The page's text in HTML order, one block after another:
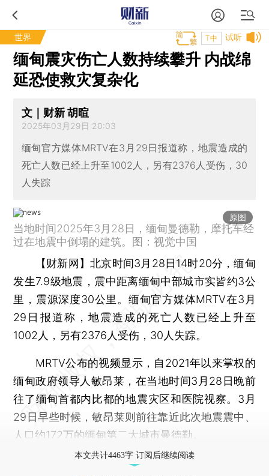
世界 试听
T中
缅甸震灾伤亡人数持续攀升 内战绵
延恐使救灾复杂化
文｜财新 胡暄
2025年03月29日 20:03
缅甸官方媒体MRTV在3月29日报道称，地震造成的
死亡人数已经上升至1002人，另有2376人受伤，30
人失踪
原图
当地时间2025年3月28日，缅甸曼德勒，摩托车经
过在地震中倒塌的建筑。图：视觉中国
【财新网】北京时间3月28日14时20分，缅甸
发生7.9级地震，震中距离缅甸中部城市实皆约3公
里，震源深度30公里。缅甸官方媒体MRTV在3月
29日报道称，地震造成的死亡人数已经上升至
1002人，另有2376人受伤，30人失踪。
MRTV公布的视频显示，自2021年以来掌权的
缅甸政府领导人敏昂莱，在当地时间3月28日晚前
往了缅甸首都内比都的地震灾区和医院视察。3月
29日早些时候，敏昂莱则前往靠近此次地震震中、
人口约172万的缅甸第二大城市曼德勒。
本文共计4463字 订阅后继续阅读